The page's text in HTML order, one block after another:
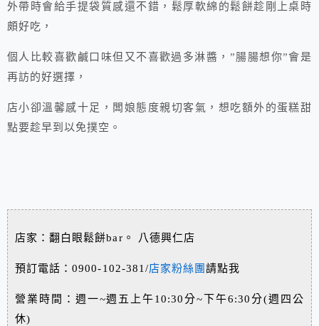
外帶時會給手提袋質感還不錯，鬆厚軟綿的鬆餅趁剛上桌時
頗好吃，
個人比較喜歡鹹口味但又不喜歡過多淋醬，”腸腸想你”會是
再訪的好選擇，
店小卻溫馨感十足，闆娘態度親切客氣，想吃額外的蛋糕甜
點要趁早到以免撲空。
店家：翻白眼鬆餅bar。 八德興仁店
預訂電話：0900-102-381/店家粉絲團請點我
營業時間：週一~週五上午10:30分~下午6:30分(週四公
休)